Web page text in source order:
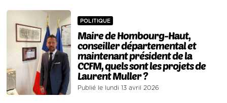
POLITIQUE
Maire de Hombourg-Haut,
conseiller départemental et
maintenant président de la
CCFM, quels sont les projets de
Laurent Muller ?
Publié le lundi 13 avril 2026